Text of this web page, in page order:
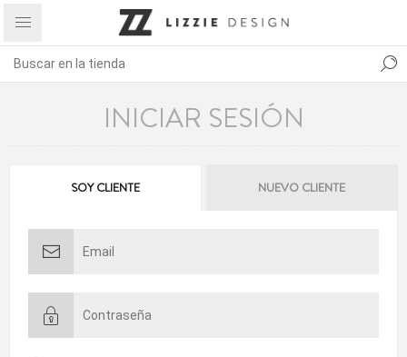
INICIAR SESIÓN
SOY CLIENTE NUEVO CLIENTE